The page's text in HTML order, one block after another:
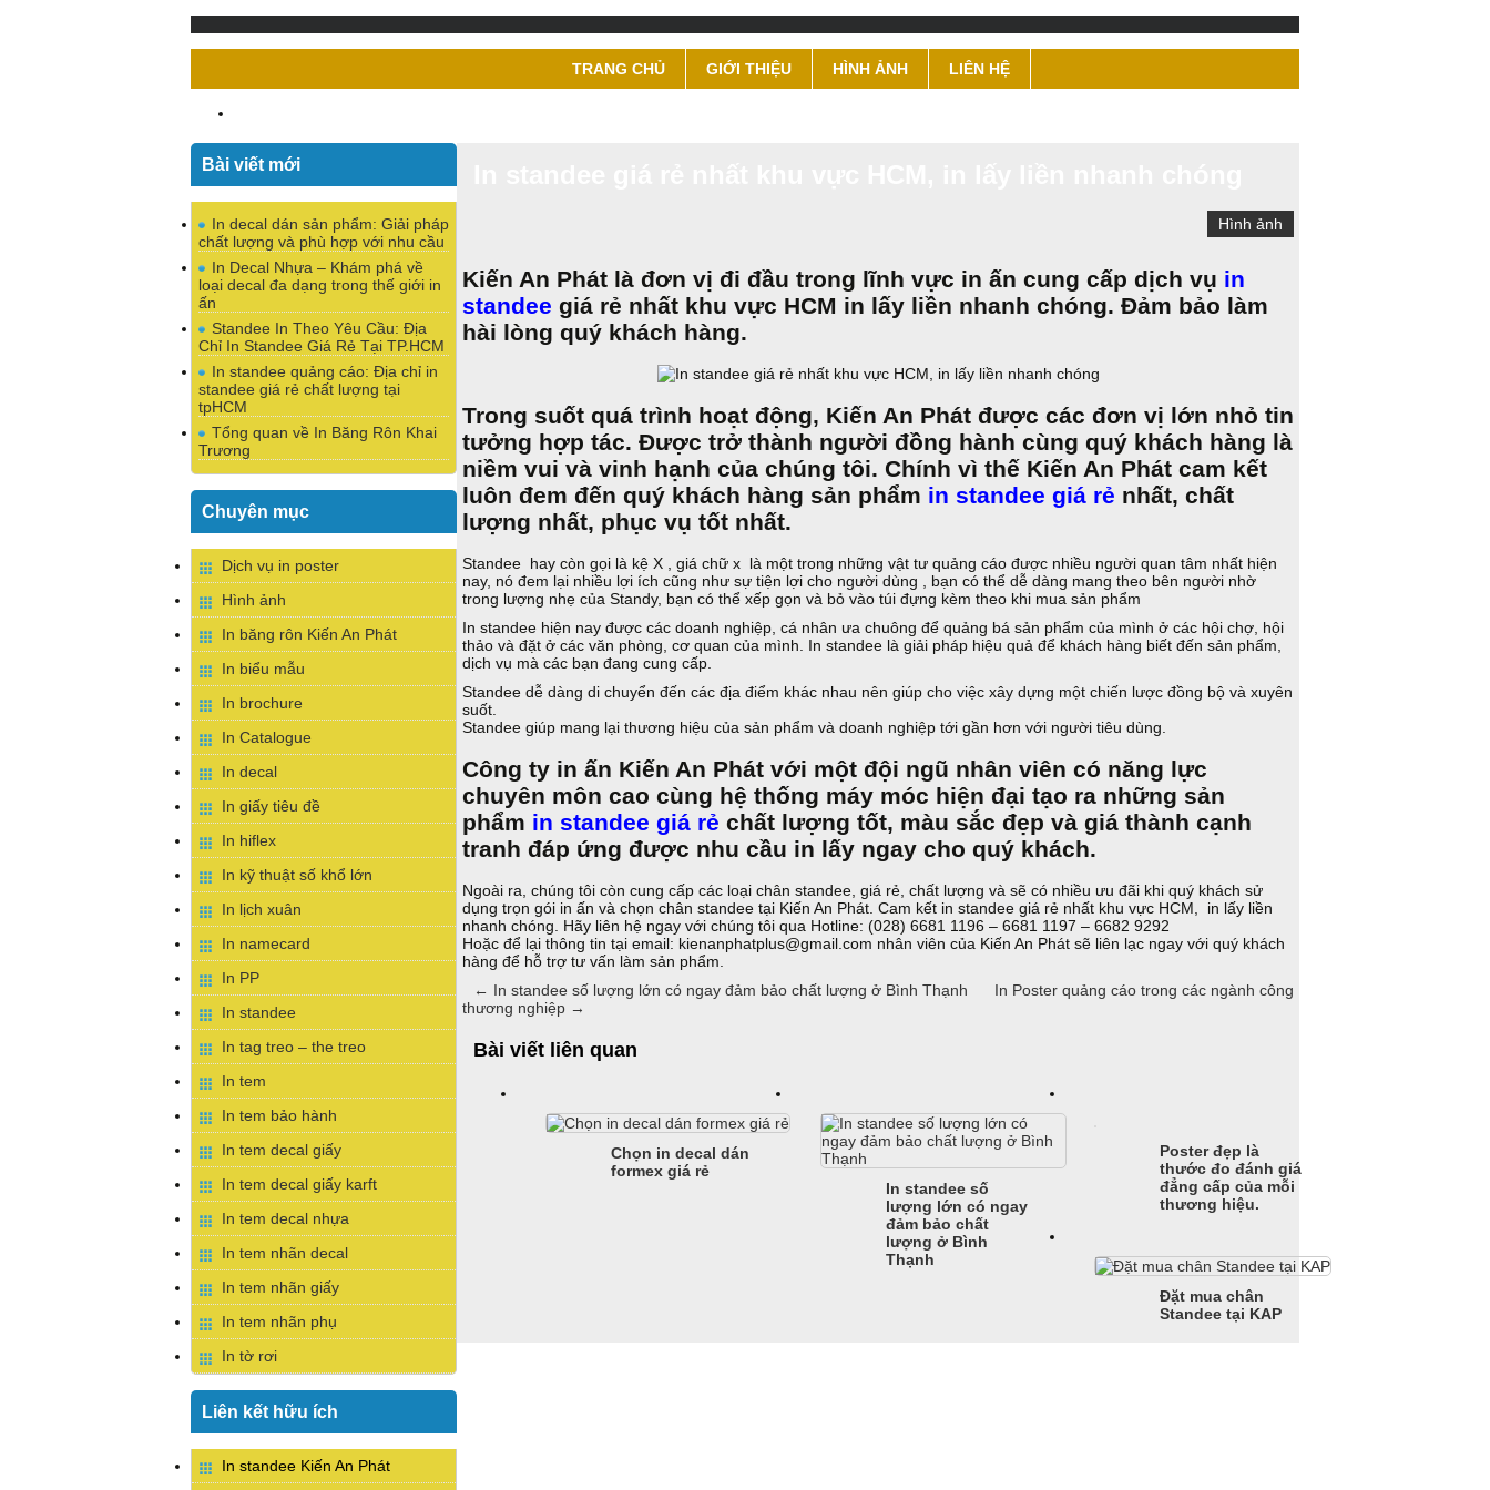
TRANG CHỦ GIỚI THIỆU HÌNH ẢNH LIÊN HỆ
Hình ảnh
Kiến An Phát là đơn vị đi đầu trong lĩnh vực in ấn cung cấp dịch vụ in
standee giá rẻ nhất khu vực HCM in lấy liền nhanh chóng. Đảm bảo làm
hài lòng quý khách hàng.
Trong suốt quá trình hoạt động, Kiến An Phát được các đơn vị lớn nhỏ tin
tưởng hợp tác. Được trở thành người đồng hành cùng quý khách hàng là
niềm vui và vinh hạnh của chúng tôi. Chính vì thế Kiến An Phát cam kết
luôn đem đến quý khách hàng sản phẩm in standee giá rẻ nhất, chất
lượng nhất, phục vụ tốt nhất.
Standee hay còn gọi là kệ X , giá chữ x là một trong những vật tư quảng cáo được nhiều người quan tâm nhất hiện
nay, nó đem lại nhiều lợi ích cũng như sự tiện lợi cho người dùng , bạn có thể dễ dàng mang theo bên người nhờ
trong lượng nhẹ của Standy, bạn có thể xếp gọn và bỏ vào túi đựng kèm theo khi mua sản phẩm
In standee hiện nay được các doanh nghiệp, cá nhân ưa chuông để quảng bá sản phẩm của mình ở các hội chợ, hội
thảo và đặt ở các văn phòng, cơ quan của mình. In standee là giải pháp hiệu quả để khách hàng biết đến sản phẩm,
dịch vụ mà các bạn đang cung cấp.
Standee dễ dàng di chuyển đến các địa điểm khác nhau nên giúp cho việc xây dựng một chiến lược đồng bộ và xuyên
suốt.
Standee giúp mang lại thương hiệu của sản phẩm và doanh nghiệp tới gần hơn với người tiêu dùng.
Công ty in ấn Kiến An Phát với một đội ngũ nhân viên có năng lực
chuyên môn cao cùng hệ thống máy móc hiện đại tạo ra những sản
phẩm in standee giá rẻ chất lượng tốt, màu sắc đẹp và giá thành cạnh
tranh đáp ứng được nhu cầu in lấy ngay cho quý khách.
Ngoài ra, chúng tôi còn cung cấp các loại chân standee, giá rẻ, chất lượng và sẽ có nhiều ưu đãi khi quý khách sử
dụng trọn gói in ấn và chọn chân standee tại Kiến An Phát. Cam kết in standee giá rẻ nhất khu vực HCM, in lấy liền
nhanh chóng. Hãy liên hệ ngay với chúng tôi qua Hotline: (028) 6681 1196 – 6681 1197 – 6682 9292
Hoặc để lại thông tin tại email: kienanphatplus@gmail.com nhân viên của Kiến An Phát sẽ liên lạc ngay với quý khách
hàng để hỗ trợ tư vấn làm sản phẩm.
← In standee số lượng lớn có ngay đảm bảo chất lượng ở Bình Thạnh
In Poster quảng cáo trong các ngành công
thương nghiệp →
Bài viết liên quan
Chọn in decal dán
formex giá rẻ
In standee số
lượng lớn có ngay
đảm bảo chất
lượng ở Bình
Thạnh
Poster đẹp là
thước đo đánh giá
đẳng cấp của mỗi
thương hiệu.
Đặt mua chân
Standee tại KAP
Bài viết mới
In decal dán sản phẩm: Giải pháp
chất lượng và phù hợp với nhu cầu
In Decal Nhựa – Khám phá về
loại decal đa dạng trong thế giới in
ấn
Standee In Theo Yêu Cầu: Địa
Chỉ In Standee Giá Rẻ Tại TP.HCM
In standee quảng cáo: Địa chỉ in
standee giá rẻ chất lượng tại
tpHCM
Tổng quan về In Băng Rôn Khai
Trương
Chuyên mục
Dịch vụ in poster
Hình ảnh
In băng rôn Kiến An Phát
In biểu mẫu
In brochure
In Catalogue
In decal
In giấy tiêu đề
In hiflex
In kỹ thuật số khổ lớn
In lịch xuân
In namecard
In PP
In standee
In tag treo – the treo
In tem
In tem bảo hành
In tem decal giấy
In tem decal giấy karft
In tem decal nhựa
In tem nhãn decal
In tem nhãn giấy
In tem nhãn phụ
In tờ rơi
Liên kết hữu ích
In standee Kiến An Phát